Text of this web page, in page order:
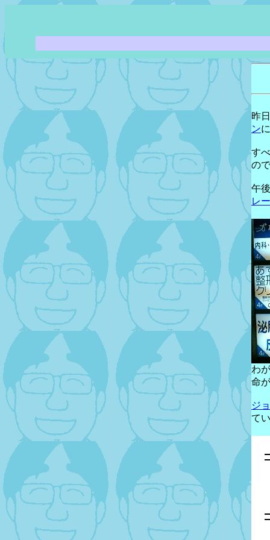
昨
ン
す
の
午
レ
わ
命
ジ
て